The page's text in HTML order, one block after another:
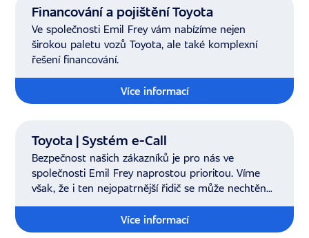
Financování a pojištění Toyota
Ve společnosti Emil Frey vám nabízíme nejen
širokou paletu vozů Toyota, ale také komplexní
řešení financování.
Více informací
Toyota | Systém e-Call
Bezpečnost našich zákazníků je pro nás ve
společnosti Emil Frey naprostou prioritou. Víme
však, že i ten nejopatrnější řidič se může nechtěně
ocitnout v krizové situaci.
Více informací